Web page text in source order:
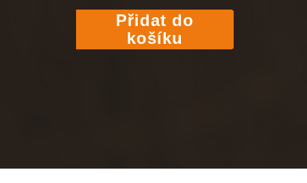
Přidat do
košíku